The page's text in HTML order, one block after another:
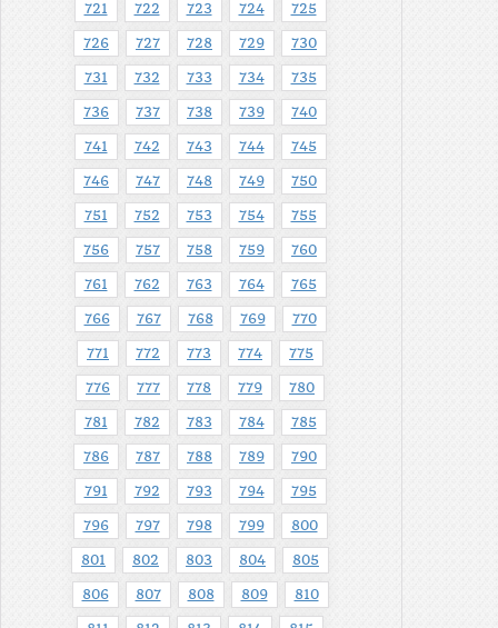
721 722 723 724 725
726 727 728 729 730
731 732 733 734 735
736 737 738 739 740
741 742 743 744 745
746 747 748 749 750
751 752 753 754 755
756 757 758 759 760
761 762 763 764 765
766 767 768 769 770
771 772 773 774 775
776 777 778 779 780
781 782 783 784 785
786 787 788 789 790
791 792 793 794 795
796 797 798 799 800
801 802 803 804 805
806 807 808 809 810